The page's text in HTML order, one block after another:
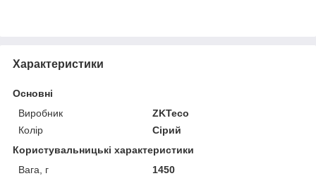
Характеристики
Основні
Виробник
ZKTeco
Колір
Сірий
Користувальницькі характеристики
Вага, г
1450